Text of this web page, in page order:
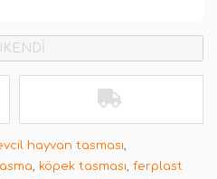
hayvan tasması,
, köpek tasması, ferplast